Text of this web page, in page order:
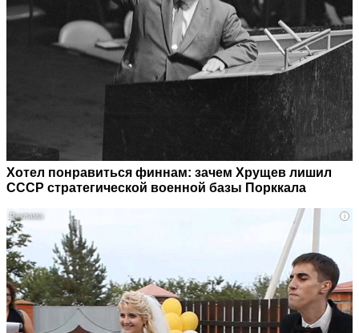
Хотел понравиться финнам: зачем Хрущев лишил
СССР стратегической военной базы Порккала
i